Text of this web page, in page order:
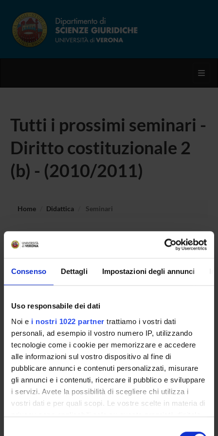
Consenso Dettagli Impostazioni degli annunci
Uso responsabile dei dati
Noi e i nostri 1022 partner trattiamo i vostri dati
personali, ad esempio il vostro numero IP, utilizzando
tecnologie come i cookie per memorizzare e accedere
alle informazioni sul vostro dispositivo al fine di
pubblicare annunci e contenuti personalizzati, misurare
gli annunci e i contenuti, ricercare il pubblico e sviluppare
i servizi. Avete la possibilità di scegliere chi utilizza i
vostri dati e per quali scopi. Le vostre scelte in materia di
privacy sono applicabili solo su questa proprietà digitale
Tutti i prossimi seminari -
Diritto costituzionale 2
(b) - (2010/2011)
Home Didattica Seminari
all'insegnamento Diritto costituzionale 2 (b).
DOTTORATI DI RICERCA E FORMAZIONE
SUPERIORE
Contatti
Persone
Luoghi
Calendario